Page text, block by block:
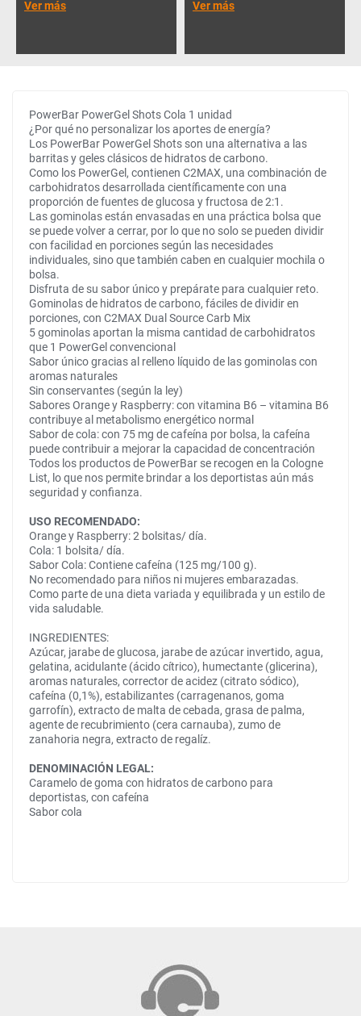
Ver más
Ver más
PowerBar PowerGel Shots Cola 1 unidad
¿Por qué no personalizar los aportes de energía?
Los PowerBar PowerGel Shots son una alternativa a las
barritas y geles clásicos de hidratos de carbono.
Como los PowerGel, contienen C2MAX, una combinación de
carbohidratos desarrollada científicamente con una
proporción de fuentes de glucosa y fructosa de 2:1.
Las gominolas están envasadas en una práctica bolsa que
se puede volver a cerrar, por lo que no solo se pueden dividir
con facilidad en porciones según las necesidades
individuales, sino que también caben en cualquier mochila o
bolsa.
Disfruta de su sabor único y prepárate para cualquier reto.
Gominolas de hidratos de carbono, fáciles de dividir en
porciones, con C2MAX Dual Source Carb Mix
5 gominolas aportan la misma cantidad de carbohidratos
que 1 PowerGel convencional
Sabor único gracias al relleno líquido de las gominolas con
aromas naturales
Sin conservantes (según la ley)
Sabores Orange y Raspberry: con vitamina B6 – vitamina B6
contribuye al metabolismo energético normal
Sabor de cola: con 75 mg de cafeína por bolsa, la cafeína
puede contribuir a mejorar la capacidad de concentración
Todos los productos de PowerBar se recogen en la Cologne
List, lo que nos permite brindar a los deportistas aún más
seguridad y confianza.
USO RECOMENDADO:
Orange y Raspberry: 2 bolsitas/ día.
Cola: 1 bolsita/ día.
Sabor Cola: Contiene cafeína (125 mg/100 g).
No recomendado para niños ni mujeres embarazadas.
Como parte de una dieta variada y equilibrada y un estilo de
vida saludable.
INGREDIENTES:
Azúcar, jarabe de glucosa, jarabe de azúcar invertido, agua,
gelatina, acidulante (ácido cítrico), humectante (glicerina),
aromas naturales, corrector de acidez (citrato sódico),
cafeína (0,1%), estabilizantes (carragenanos, goma
garrofín), extracto de malta de cebada, grasa de palma,
agente de recubrimiento (cera carnauba), zumo de
zanahoria negra, extracto de regalíz.
DENOMINACIÓN LEGAL:
Caramelo de goma con hidratos de carbono para
deportistas, con cafeína
Sabor cola